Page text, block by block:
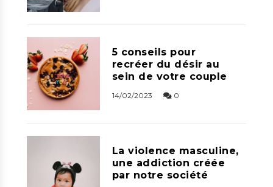
5 conseils pour
recréer du désir au
sein de votre couple
14/02/2023 0
La violence masculine,
une addiction créée
par notre société